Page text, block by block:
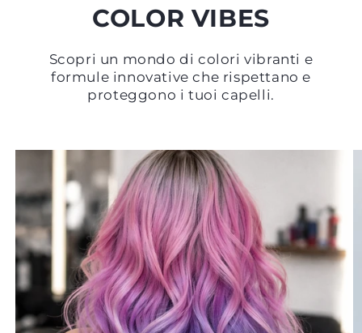
COLOR VIBES
Scopri un mondo di colori vibranti e
formule innovative che rispettano e
proteggono i tuoi capelli.